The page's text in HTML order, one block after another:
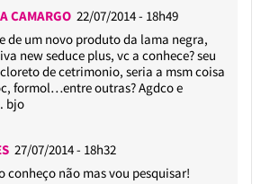
CAMARGO22/07/2014 - 18h49
de um novo produto da lama negra,
new seduce plus, vc a conhece? seu
de cetrimonio, seria a msm coisa
formol…entre outras? Agdco e
bjo
27/07/2014 - 18h32
conheço não mas vou pesquisar!